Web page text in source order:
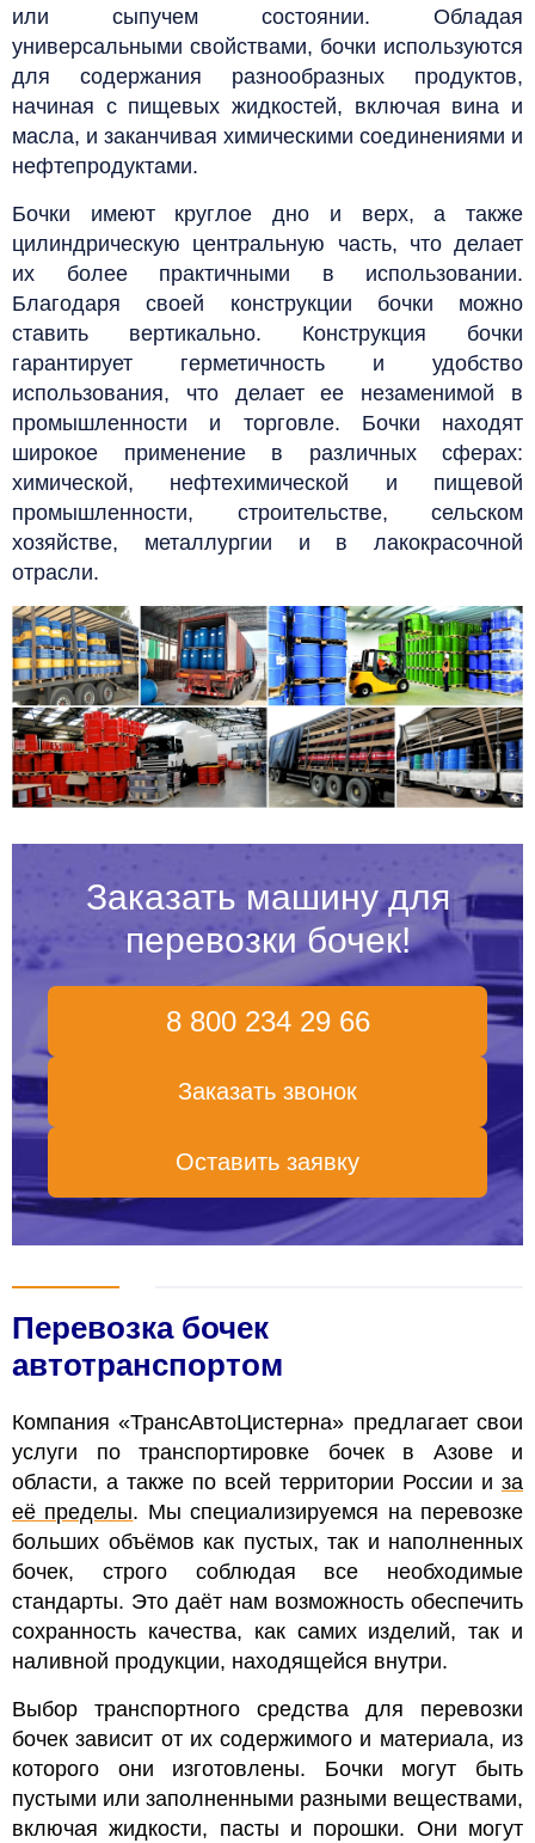
или сыпучем состоянии. Обладая
универсальными свойствами, бочки используются
для содержания разнообразных продуктов,
начиная с пищевых жидкостей, включая вина и
масла, и заканчивая химическими соединениями и
нефтепродуктами.
Бочки имеют круглое дно и верх, а также
цилиндрическую центральную часть, что делает
их более практичными в использовании.
Благодаря своей конструкции бочки можно
ставить вертикально. Конструкция бочки
гарантирует герметичность и удобство
использования, что делает ее незаменимой в
промышленности и торговле. Бочки находят
широкое применение в различных сферах:
химической, нефтехимической и пищевой
промышленности, строительстве, сельском
хозяйстве, металлургии и в лакокрасочной
отрасли.
Заказать машину для
перевозки бочек!
8 800 234 29 66
Заказать звонок
Оставить заявку
Перевозка бочек
автотранспортом
Компания «ТрансАвтоЦистерна» предлагает свои
услуги по транспортировке бочек в Азове и
области, а также по всей территории России и за
её пределы. Мы специализируемся на перевозке
больших объёмов как пустых, так и наполненных
бочек, строго соблюдая все необходимые
стандарты. Это даёт нам возможность обеспечить
сохранность качества, как самих изделий, так и
наливной продукции, находящейся внутри.
Выбор транспортного средства для перевозки
бочек зависит от их содержимого и материала, из
которого они изготовлены. Бочки могут быть
пустыми или заполненными разными веществами,
включая жидкости, пасты и порошки. Они могут